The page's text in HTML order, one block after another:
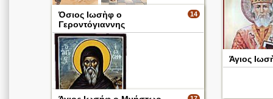
πηγάδι
Ο Ιωσήφ
αποφεύγει
την ερωτική
προσέγγιση
της συζύγου
του Πετεφρή
Απολυτίκιο
14
Όσιος Ιωσὴφ ο
Γεροντόγιαννης
Άγιος